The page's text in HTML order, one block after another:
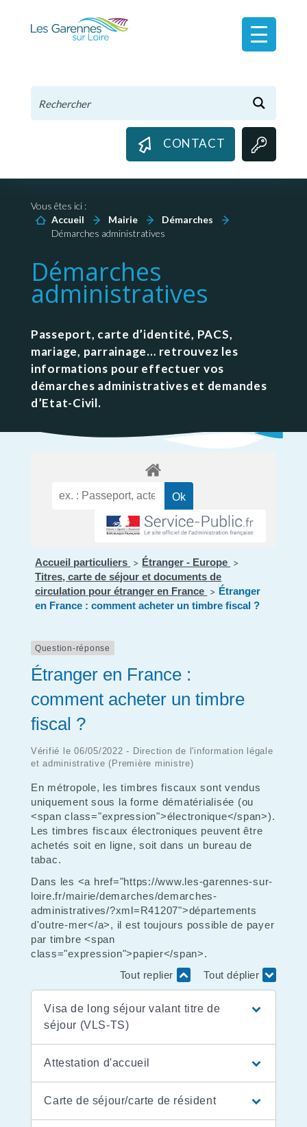
CONTACT
Vous êtes ici :
Accueil
Mairie
Démarches
Démarches administratives
Démarches
administratives
Passeport, carte d’identité, PACS,
mariage, parrainage… retrouvez les
informations pour effectuer vos
démarches administratives et demandes
d’Etat-Civil.
Accueil particuliers > Étranger - Europe >
Titres, carte de séjour et documents de
circulation pour étranger en France > Étranger
en France : comment acheter un timbre fiscal ?
Question-réponse
Étranger en France :
comment acheter un timbre
fiscal ?
Vérifié le 06/05/2022 - Direction de l'information légale
et administrative (Première ministre)
En métropole, les timbres fiscaux sont vendus
uniquement sous la forme dématérialisée (ou
<span class="expression">électronique</span>).
Les timbres fiscaux électroniques peuvent être
achetés soit en ligne, soit dans un bureau de
tabac.
Dans les <a href="https://www.les-garennes-sur-
loire.fr/mairie/demarches/demarches-
administratives/?xml=R41207">départements
d'outre-mer</a>, il est toujours possible de payer
par timbre <span
class="expression">papier</span>.
Tout replier
Tout déplier
Visa de long séjour valant titre de
séjour (VLS-TS)
Attestation d'accueil
Carte de séjour/carte de résident